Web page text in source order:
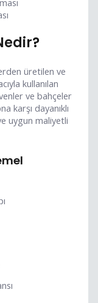
üretilen ve
kullanılan
ve bahçeler
karşı dayanıklı
uygun maliyetli